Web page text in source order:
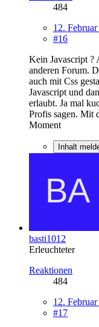
484
12.
#16
Kein Javascript ?
anderen Forum.
auch mit Css
Javascript und
erlaubt. Ja mal
Profis sagen. Mit
Moment
Inhalt
basti1012
Erleuchteter
Reaktionen
484
12.
#17